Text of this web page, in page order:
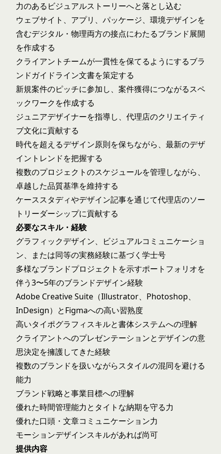
力のあるビジュアルストーリーへと落とし込む
ウェブサイト、アプリ、パッケージ、環境デザインを
含むデジタル・物理両方の接点にわたるブランド展開
を作成する
クライアントチームが一貫性を保てるようにするブラ
ンドガイドライン文書を策定する
新規案件のピッチに参加し、案件獲得につながるスペ
ックワークを作成する
ジュニアデザイナーを指導し、代理店のクリエイティ
ブ文化に貢献する
時代を超えるデザイン原則を保ちながら、最新のデザ
イントレンドを把握する
複数のプロジェクトのスケジュールを管理しながら、
卓越した品質基準を維持する
ケーススタディやデザイン記事を通じて代理店のソー
トリーダーシップに貢献する
必要なスキル・経験
グラフィックデザイン、ビジュアルコミュニケーショ
ン、または同等の実務経験に基づく学士号
多様なブランドプロジェクトを示すポートフォリオを
伴う3〜5年のブランドデザイン経験
Adobe Creative Suite（Illustrator、Photoshop、
InDesign）とFigmaへの高い習熟度
高いタイポグラフィスキルと書体システムへの理解
クライアントへのプレゼンテーションとデザインの意
思決定を擁護してきた経験
複数のブランドを扱いながらスタイルの混同を避ける
能力
ブランド戦略と事業目標への理解
優れた時間管理能力とタイトな納期を守る力
優れた口頭・文章コミュニケーション力
モーションデザインスキルがあれば尚可
提供内容